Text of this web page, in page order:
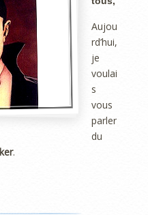
Aujou
rd’hui,
je
voulai
s
vous
parler
du
.